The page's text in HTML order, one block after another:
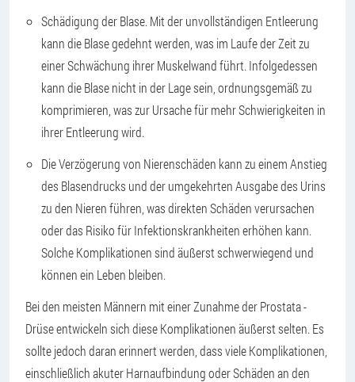
Schädigung der Blase. Mit der unvollständigen Entleerung
kann die Blase gedehnt werden, was im Laufe der Zeit zu
einer Schwächung ihrer Muskelwand führt. Infolgedessen
kann die Blase nicht in der Lage sein, ordnungsgemäß zu
komprimieren, was zur Ursache für mehr Schwierigkeiten in
ihrer Entleerung wird.
Die Verzögerung von Nierenschäden kann zu einem Anstieg
des Blasendrucks und der umgekehrten Ausgabe des Urins
zu den Nieren führen, was direkten Schäden verursachen
oder das Risiko für Infektionskrankheiten erhöhen kann.
Solche Komplikationen sind äußerst schwerwiegend und
können ein Leben bleiben.
Bei den meisten Männern mit einer Zunahme der Prostata -
Drüse entwickeln sich diese Komplikationen äußerst selten. Es
sollte jedoch daran erinnert werden, dass viele Komplikationen,
einschließlich akuter Harnaufbindung oder Schäden an den